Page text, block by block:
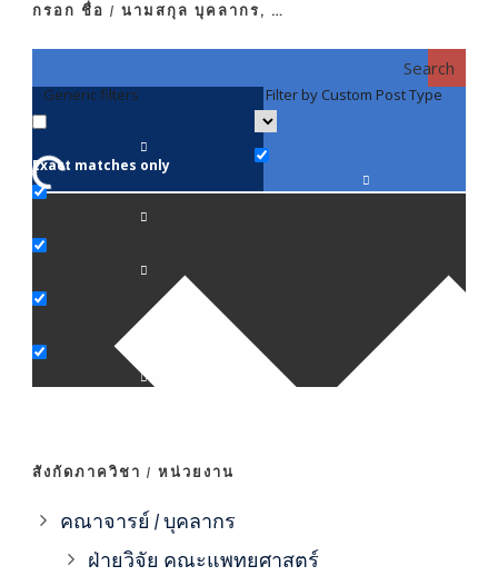
กรอก ชื่อ / นามสกุล บุคลากร, …
Search
Generic filters
Exact matches only
Filter by Custom Post Type
สังกัดภาควิชา / หน่วยงาน
คณาจารย์ / บุคลากร
ฝ่ายวิจัย คณะแพทยศาสตร์